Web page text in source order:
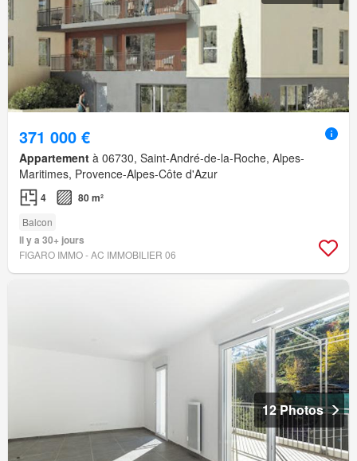
371 000 €
Appartement à 06730, Saint-André-de-la-Roche, Alpes-
Maritimes, Provence-Alpes-Côte d'Azur
4 80 m²
Balcon
Il y a 30+ jours
FIGARO IMMO - AC IMMOBILIER 06
12 Photos